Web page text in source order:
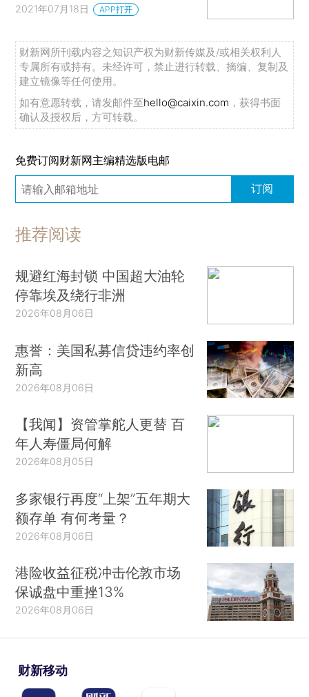
2021年07月18日 APP打开
财新网所刊载内容之知识产权为财新传媒及/或相关权利人
专属所有或持有。未经许可，禁止进行转载、摘编、复制及
建立镜像等任何使用。
如有意愿转载，请发邮件至hello@caixin.com ，获得书面
确认及授权后，方可转载。
免费订阅财新网主编精选版电邮
订阅
推荐阅读
规避红海封锁 中国超大油轮
停靠埃及绕行非洲
2026年08月06日
惠誉：美国私募信贷违约率创
新高
2026年08月06日
【我闻】资管掌舵人更替 百
年人寿僵局何解
2026年08月05日
多家银行再度“上架”五年期大
额存单 有何考量？
2026年08月06日
港险收益征税冲击伦敦市场
保诚盘中重挫13%
2026年08月06日
财新移动